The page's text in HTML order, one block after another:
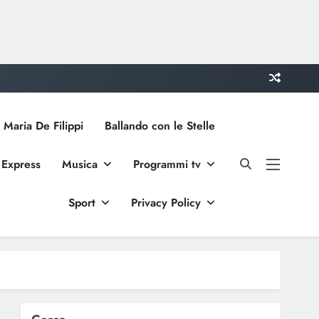
De Filippi Ballando con le Stelle
Musica Programmi tv
Sport Privacy Policy